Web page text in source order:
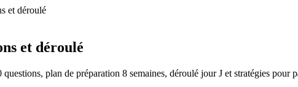
et déroulé
et déroulé
plan de préparation 8 semaines, déroulé jour J et stratégies pour